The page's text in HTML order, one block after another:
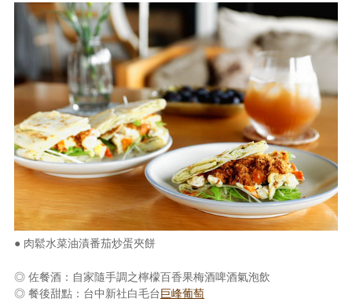
● 肉鬆水菜油漬番茄炒蛋夾餅
◎ 佐餐酒：自家隨手調之檸檬百香果梅酒啤酒氣泡飲
◎ 餐後甜點：台中新社白毛台巨峰葡萄